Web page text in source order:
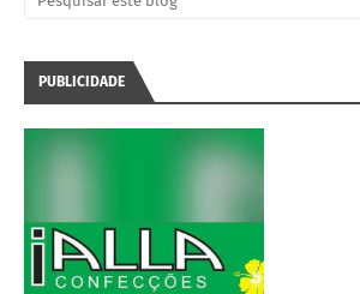
PUBLICIDADE